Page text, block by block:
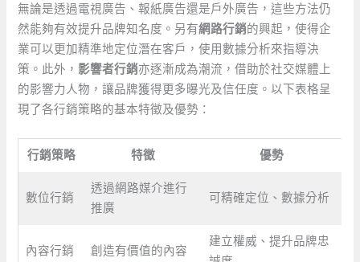
無論是透過電視廣告、報紙廣告還是戶外廣告，這些方法仍
然能夠有效提升品牌知名度。另有網路行銷的興起，使得企
業可以更加精準地定位潛在客戶，使用數據分析來指導決
策。此外， 影響者行銷亦逐漸成為潮流，借助於社交媒體上
的影響力人物，讓品牌獲得更多曝光及信任度。以下表格呈
現了各行銷策略的基本特徵及優勢：
行銷策略 特徵 優勢
數位行銷
透過網路媒介進行
推廣
可精確定位、數據分析
內容行銷 創造有價值的內容
建立權威、提升品牌忠